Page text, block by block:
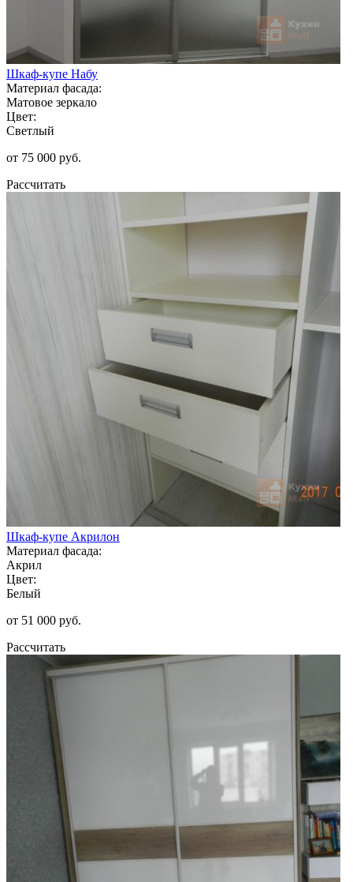
Шкаф-купе Набу
Материал фасада:
Матовое зеркало
Цвет:
Светлый
от 75 000 руб.
Рассчитать
Шкаф-купе Акрилон
Материал фасада:
Акрил
Цвет:
Белый
от 51 000 руб.
Рассчитать